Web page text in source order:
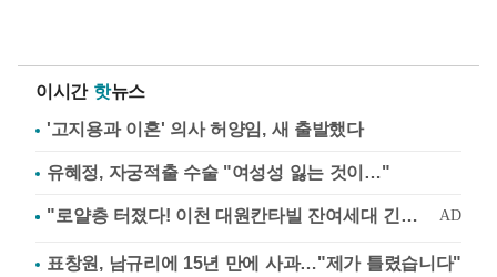
이시간 핫뉴스
'고지용과 이혼' 의사 허양임, 새 출발했다
유혜정, 자궁적출 수술 "여성성 잃는 것이…"
표창원, 남규리에 15년 만에 사과…"제가 틀렸습니다"